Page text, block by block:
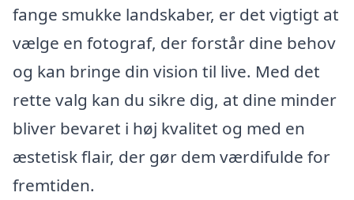
fange smukke landskaber, er det vigtigt at
vælge en fotograf, der forstår dine behov
og kan bringe din vision til live. Med det
rette valg kan du sikre dig, at dine minder
bliver bevaret i høj kvalitet og med en
æstetisk flair, der gør dem værdifulde for
fremtiden.